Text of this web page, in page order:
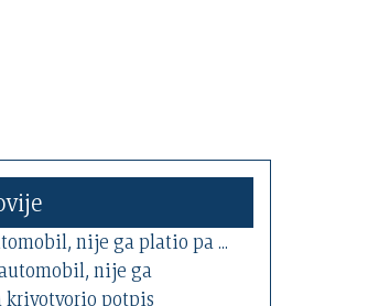
nije ga platio pa ...